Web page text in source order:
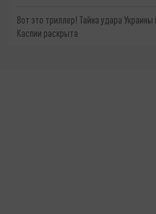
Вот это триллер! Тайна удара Украины
Каспии раскрыта